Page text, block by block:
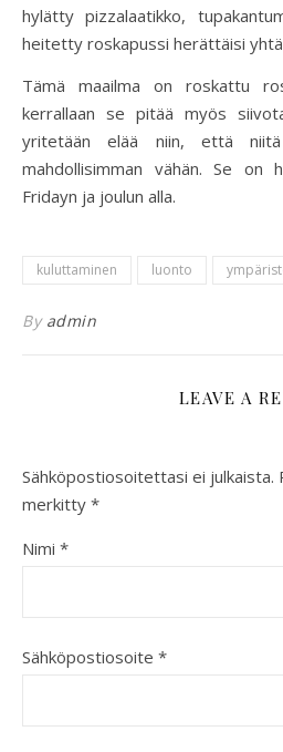
hylätty pizzalaatikko,
heitetty roskapussi herättäisi
Tämä maailma on roskattu
kerrallaan se pitää myös
yritetään elää niin, että
mahdollisimman vähän. Se on
Fridayn ja joulun alla.
kuluttaminen luonto
By admin
LEAVE A
Sähköpostiosoitettasi ei julkaista.
merkitty *
Nimi *
Sähköpostiosoite *